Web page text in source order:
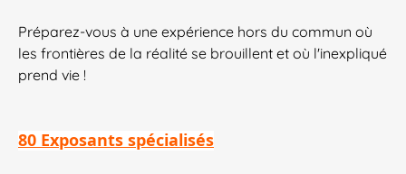
Préparez-vous à une expérience hors du commun où
les frontières de la réalité se brouillent et où l'inexpliqué
prend vie !
80 Exposants spécialisés